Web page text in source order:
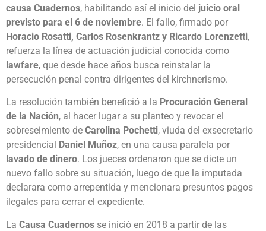
causa Cuadernos, habilitando así el inicio del juicio oral
previsto para el 6 de noviembre. El fallo, firmado por
Horacio Rosatti, Carlos Rosenkrantz y Ricardo Lorenzetti,
refuerza la línea de actuación judicial conocida como
lawfare, que desde hace años busca reinstalar la
persecución penal contra dirigentes del kirchnerismo.
La resolución también benefició a la Procuración General
de la Nación, al hacer lugar a su planteo y revocar el
sobreseimiento de Carolina Pochetti, viuda del exsecretario
presidencial
Daniel Muñoz, en una causa paralela por
lavado de dinero. Los jueces ordenaron que se dicte un
nuevo fallo sobre su situación, luego de que la imputada
declarara como arrepentida y mencionara presuntos pagos
ilegales para cerrar el expediente.
La Causa Cuadernos se inició en 2018 a partir de las